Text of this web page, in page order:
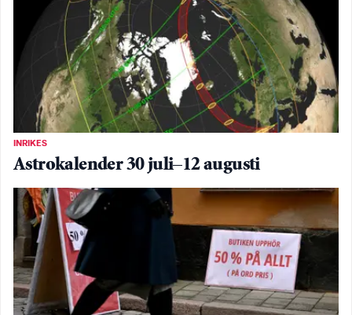
INRIKES
Astrokalender 30 juli–12 augusti